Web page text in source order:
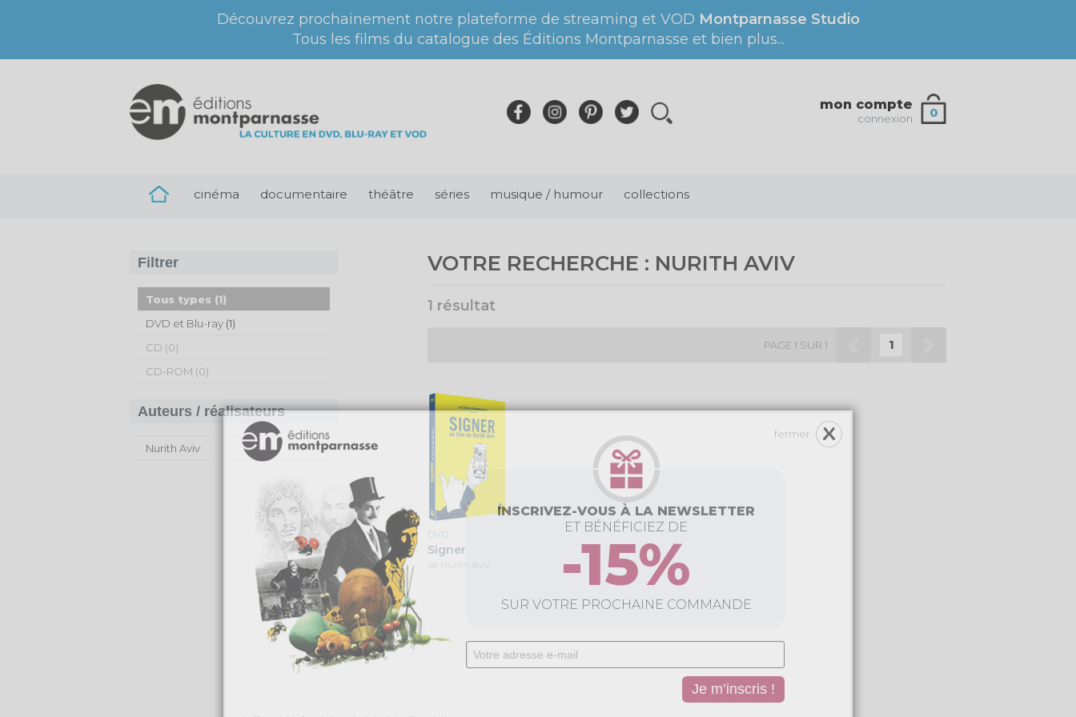
Découvrez prochainement notre plateforme de streaming et VOD Montparnasse Studio
Tous les films du catalogue des Éditions Montparnasse et bien plus...
0
mon compte
connexion
cinéma documentaire théâtre séries musique / humour collections
Filtrer
Tous types (1)
DVD et Blu-ray (1)
CD (0)
CD-ROM (0)
Auteurs / réalisateurs
Nurith Aviv
VOTRE RECHERCHE : NURITH AVIV
1 résultat
PAGE 1 SUR 1 1
DVD
Signer
de Nurith Aviv
fermer
INSCRIVEZ-VOUS À LA NEWSLETTER
ET BÉNÉFICIEZ DE
-15%
SUR VOTRE PROCHAINE COMMANDE